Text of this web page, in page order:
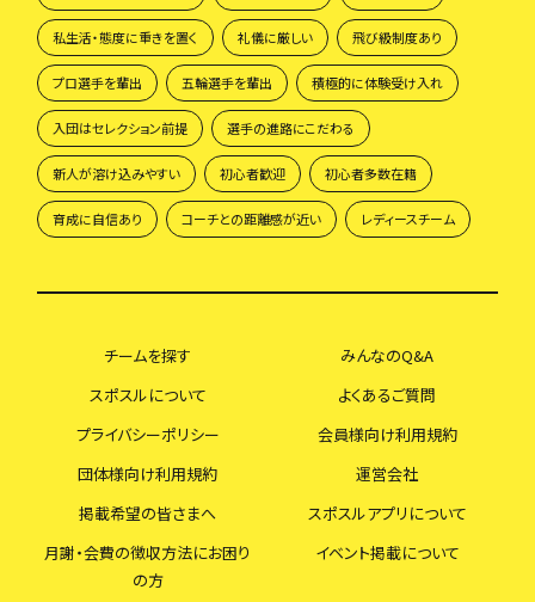
私生活・態度に重きを置く 礼儀に厳しい 飛び級制度あり
プロ選手を輩出 五輪選手を輩出 積極的に体験受け入れ
入団はセレクション前提 選手の進路にこだわる
新人が溶け込みやすい 初心者歓迎 初心者多数在籍
育成に自信あり コーチとの距離感が近い レディースチーム
チームを探す
みんなのQ&A
スポスルについて
よくあるご質問
プライバシーポリシー
会員様向け利用規約
団体様向け利用規約
運営会社
掲載希望の皆さまへ
スポスルアプリについて
月謝・会費の徴収方法にお困り
の方
イベント掲載について